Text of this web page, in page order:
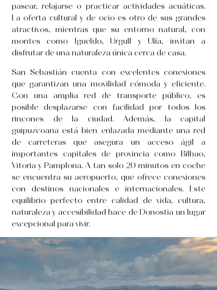
pasear, relajarse o practicar actividades acuáticas.
La oferta cultural y de ocio es otro de sus grandes
atractivos, mientras que su entorno natural, con
montes como Igueldo, Urgull y Ulía, invitan a
disfrutar de una naturaleza única cerca de casa.
San Sebastián cuenta con excelentes conexiones
que garantizan una movilidad cómoda y eficiente.
Con una amplia red de transporte público, es
posible desplazarse con facilidad por todos los
rincones de la ciudad. Además, la capital
guipuzcoana está bien enlazada mediante una red
de carreteras que asegura un acceso ágil a
importantes capitales de provincia como Bilbao,
Vitoria y Pamplona. A tan solo 20 minutos en coche
se encuentra su aeropuerto, que ofrece conexiones
con destinos nacionales e internacionales. Este
equilibrio perfecto entre calidad de vida, cultura,
naturaleza y accesibilidad hace de Donostia un lugar
excepcional para vivir.